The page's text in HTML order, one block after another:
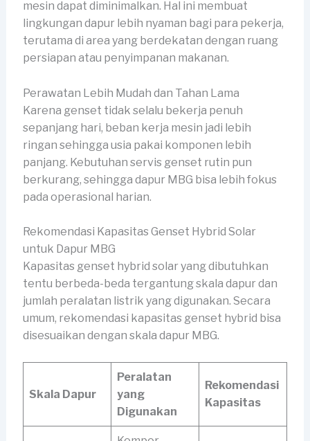
mesin dapat diminimalkan. Hal ini membuat
lingkungan dapur lebih nyaman bagi para pekerja,
terutama di area yang berdekatan dengan ruang
persiapan atau penyimpanan makanan.
Perawatan Lebih Mudah dan Tahan Lama
Karena genset tidak selalu bekerja penuh
sepanjang hari, beban kerja mesin jadi lebih
ringan sehingga usia pakai komponen lebih
panjang. Kebutuhan servis genset rutin pun
berkurang, sehingga dapur MBG bisa lebih fokus
pada operasional harian.
Rekomendasi Kapasitas Genset Hybrid Solar
untuk Dapur MBG
Kapasitas genset hybrid solar yang dibutuhkan
tentu berbeda-beda tergantung skala dapur dan
jumlah peralatan listrik yang digunakan. Secara
umum, rekomendasi kapasitas genset hybrid bisa
disesuaikan dengan skala dapur MBG.
Skala Dapur
Peralatan
yang
Digunakan
Rekomendasi
Kapasitas